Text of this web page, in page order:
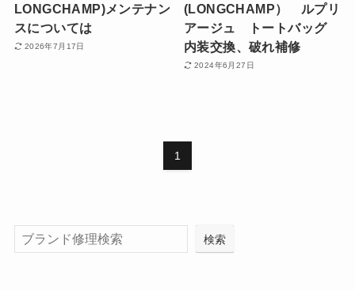
LONGCHAMP)メンテナン
スについては
2026年7月17日
(LONGCHAMP） ルプリ
アージュ トートバッグ
内装交換、破れ補修
2024年6月27日
1
検索